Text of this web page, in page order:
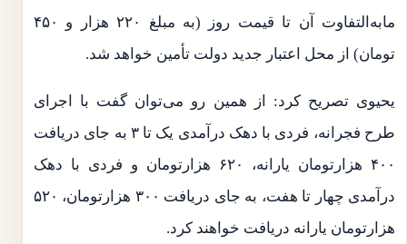
مابه‌التفاوت آن تا قیمت روز (به مبلغ ۲۲۰ هزار و ۴۵۰
تومان) از محل اعتبار جدید دولت تأمین خواهد شد.
یحیوی تصریح کرد: از همین رو می‌توان گفت با اجرای
طرح فجرانه، فردی با دهک درآمدی یک تا ۳ به جای دریافت
۴۰۰ هزارتومان یارانه، ۶۲۰ هزارتومان و فردی با دهک
درآمدی چهار تا هفت، به جای دریافت ۳۰۰ هزارتومان، ۵۲۰
هزارتومان یارانه دریافت خواهند کرد.